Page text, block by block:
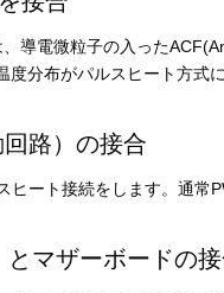
導電微粒子の入った
度分布がパルスヒート方式
路）の接合
ヒート接続をします。通常
マザーボードの